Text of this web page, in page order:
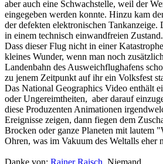
aber auch eine Schwachstelle, weil der
eingegeben werden konnte. Hinzu kam
der defekten elektronischen Tankanzeige.
in einem technisch einwandfreien Zustand.
Dass dieser Flug nicht in einer
kleines Wunder, wenn man noch
Landenbahn des Ausweichflughafens
zu jenem Zeitpunkt auf ihr ein Volksfest
Das National Geographics Video enthält
oder Ungereimtheiten, aber darauf
diese Produzenten Animationen
Ereignisse zeigen, dann fiegen dem
Brocken oder ganze Planeten mit lautem
Ohren, was im Vakuum des Weltalls